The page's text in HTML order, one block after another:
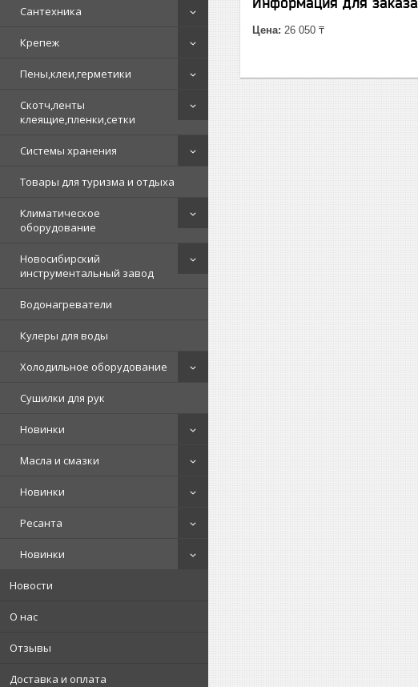
Сантехника
Крепеж
Пены,клеи,герметики
Скотч,ленты
клеящие,пленки,сетки
Системы хранения
Товары для туризма и отдыха
Климатическое
оборудование
Новосибирский
инструментальный завод
Водонагреватели
Кулеры для воды
Холодильное оборудование
Сушилки для рук
Новинки
Масла и смазки
Новинки
Ресанта
Новинки
Новости
О нас
Отзывы
Доставка и оплата
Цена: 26 050 ₸